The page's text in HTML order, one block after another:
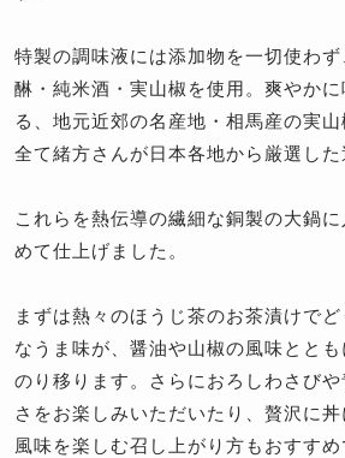
特製の調味液には添加物を一切使わ
醂・純米酒・実山椒を使用。爽やか
る、地元近郊の名産地・相馬産の実
全て緒方さんが日本各地から厳選した
これらを熱伝導の繊細な銅製の大鍋
めて仕上げました。
まずは熱々のほうじ茶のお茶漬けで
なうま味が、醤油や山椒の風味とと
のり移ります。さらにおろしわさび
さをお楽しみいただいたり、贅沢に
風味を楽しむ召し上がり方もおすすめ